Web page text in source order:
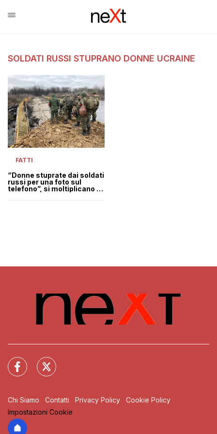
SOLDATI RUSSI STUPRANO DONNE UCRAINE
FATTI
“Donne stuprate dai soldati
russi per una foto sul
telefono”, si moltiplicano le
Chi Siamo Contatti Privacy Policy
Cookie Policy
Impostazioni Cookie